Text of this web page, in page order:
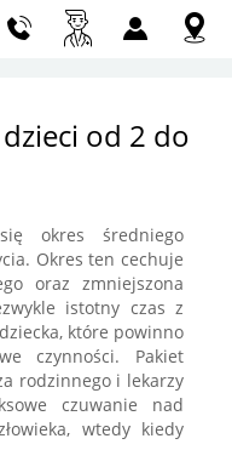
od 2 do
okres średniego
Okres ten cechuje
oraz zmniejszona
istotny czas z
które powinno
czynności. Pakiet
rodzinnego i lekarzy
czuwanie nad
wtedy kiedy